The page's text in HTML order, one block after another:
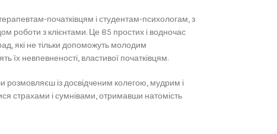
початківцям і студентам-психологам, з
роботи з клієнтами. Це 85 простих і водночас
які не тільки допоможуть молодим
їх невпевненості, властивої початківцям.
розмовляєш із досвідченим колегою, мудрим і
страхами і сумнівами, отримавши натомість